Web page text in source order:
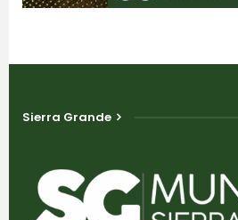
Sierra Grande